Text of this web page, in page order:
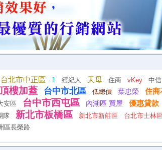
台北市中正區 1 經紀人 天母 住商 vKey 中信
頂樓加蓋 台中市北區 低總價 葉忠榮 住商
安區 台中市西屯區 內湖區 買屋 優惠貸款
隊 新北市板橋區 新北市新莊區 台北市士林
區長榮路